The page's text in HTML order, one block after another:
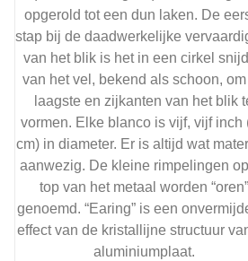
opgerold tot een dun laken. De
stap bij de daadwerkelijke
van het blik is het in een cirkel
van het vel, bekend als schoon, om
laagste en zijkanten van het blik
vormen. Elke blanco is vijf, vijf inch
cm) in diameter. Er is altijd wat
aanwezig. De kleine rimpelingen
top van het metaal worden “oren”
genoemd. “Earing” is een
effect van de kristallijne structuur
aluminiumplaat.